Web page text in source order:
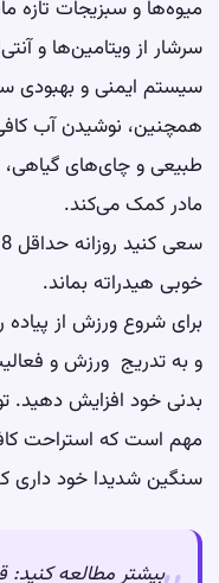
میوه‌ها و سبزیجات تازه
سرشار از ویتامین‌ها و
سیستم ایمنی و بهبودی
همچنین، نوشیدن آب
طبیعی و چای‌های گیاهی،
مادر کمک می‌کند.
خوبی هیدراته بماند.
و به تدریج ورزش و
بدنی خود افزایش دهید.
مهم است که استراحت
سنگین شدیدا خود داری